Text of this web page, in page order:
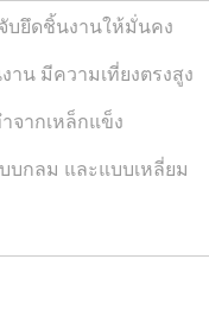
บยึดชิ้นงานให้มั่นคง
าน มีความเที่ยงตรงสูง
จากเหล็กแข็ง
บกลม และแบบเหลี่ยม